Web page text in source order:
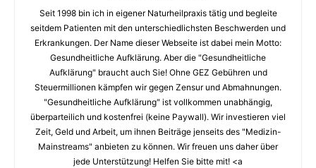
Seit 1998 bin ich in eigener Naturheilpraxis tätig und begleite
seitdem Patienten mit den unterschiedlichsten Beschwerden und
Erkrankungen. Der Name dieser Webseite ist dabei mein Motto:
Gesundheitliche Aufklärung. Aber die "Gesundheitliche
Aufklärung" braucht auch Sie! Ohne GEZ Gebühren und
Steuermillionen kämpfen wir gegen Zensur und Abmahnungen.
"Gesundheitliche Aufklärung" ist vollkommen unabhängig,
überparteilich und kostenfrei (keine Paywall). Wir investieren viel
Zeit, Geld und Arbeit, um ihnen Beiträge jenseits des "Medizin-
Mainstreams" anbieten zu können. Wir freuen uns daher über
jede Unterstützung! Helfen Sie bitte mit! <a